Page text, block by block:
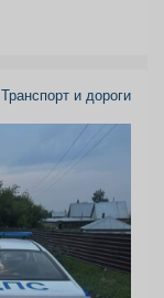
Транспорт и дороги